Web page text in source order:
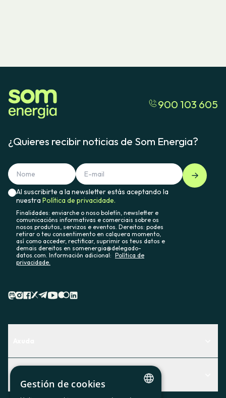
900 103 605
¿Quieres recibir noticias de Som Energia?
Al suscribirte a la newsletter estás aceptando la
nuestraPolítica de privacidade.
Finalidades: enviarche o noso boletín, newsletter e
comunicacións informativas e comerciais sobre os
nosos produtos, servizos e eventos. Dereitos: podes
retirar o teu consentimento en calquera momento,
así como acceder, rectificar, suprimir os teus datos e
demais dereitos en somenergia@delegado-
datos.com. Información adicional: Política de
privacidade.
Descubre qué servicio te encaja mejor
Gestión de cookies